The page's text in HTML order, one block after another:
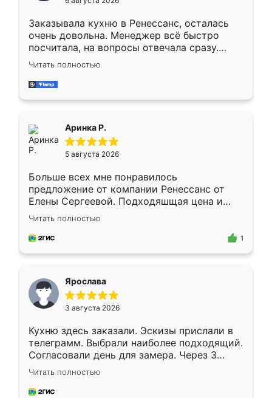
мебели буду заказывать только здесь.
Заказывала кухню в Ренессанс, осталась
очень довольна. Менеджер всё быстро
посчитала, на вопросы отвечала сразу.
Замерщик приехал в субботу, подошёл к
делу со всей ответственностью. Собрали
за день, ребята работали аккуратно, даже
Читать полностью
Аринка Р.
5 августа 2026
Больше всех мне понравилось
предложение от компании Ренессанс от
Елены Сергеевой. Подходяшщая цена и
короткие сроки изготовления. Приехавший
для замера сотрудник Владислав
предложил по моему эскизу самый
Читать полностью
1
Ярослава
3 августа 2026
Кухню здесь заказали. Эскизы прислали в
телеграмм. Выбрали наиболее подходящий.
Согласовали день для замера. Через 3
недели кухня была уже готова. Остались
довольны работой. Спасибо Ренессанс
мебель за качественную работу!
Читать полностью